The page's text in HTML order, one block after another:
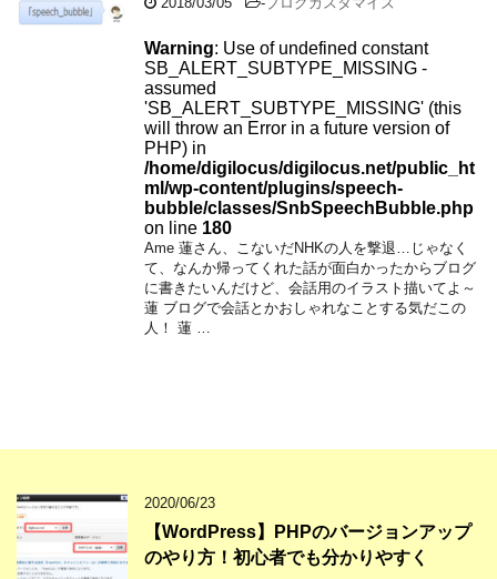
Warning: Use of undefined constant
SB_ALERT_SUBTYPE_MISSING -
assumed
'SB_ALERT_SUBTYPE_MISSING' (this
will throw an Error in a future version of
PHP) in
/home/digilocus/digilocus.net/public_ht
ml/wp-content/plugins/speech-
bubble/classes/SnbSpeechBubble.php
on line 180
Ame 蓮さん、こないだNHKの人を撃退…じゃなく
て、なんか帰ってくれた話が面白かったからブログ
に書きたいんだけど、会話用のイラスト描いてよ～
蓮 ブログで会話とかおしゃれなことする気だこの
人！ 蓮 …
2020/06/23
【WordPress】PHPのバージョンアップ
のやり方！初心者でも分かりやすく